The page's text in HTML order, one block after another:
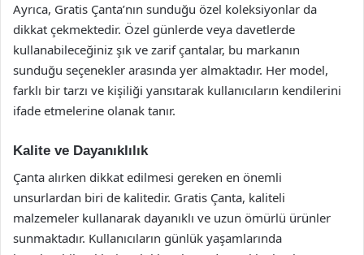
Ayrıca, Gratis Çanta’nın sunduğu özel koleksiyonlar da
dikkat çekmektedir. Özel günlerde veya davetlerde
kullanabileceğiniz şık ve zarif çantalar, bu markanın
sunduğu seçenekler arasında yer almaktadır. Her model,
farklı bir tarzı ve kişiliği yansıtarak kullanıcıların kendilerini
ifade etmelerine olanak tanır.
Kalite ve Dayanıklılık
Çanta alırken dikkat edilmesi gereken en önemli
unsurlardan biri de kalitedir. Gratis Çanta, kaliteli
malzemeler kullanarak dayanıklı ve uzun ömürlü ürünler
sunmaktadır. Kullanıcıların günlük yaşamlarında